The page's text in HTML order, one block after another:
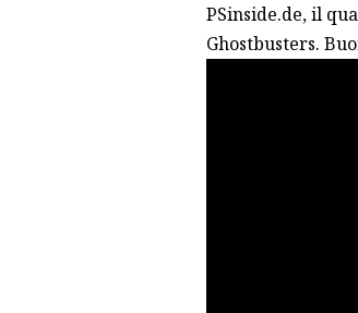
PSinside.de, il
Ghostbusters.